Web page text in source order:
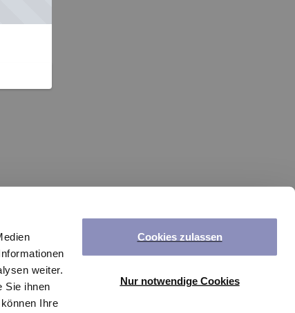
weiter.
Sie ihnen
Ihre
Cookies zulassen
Nur notwendige Cookies